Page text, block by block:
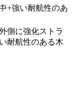
+強い耐航性のあ
側に強化ストラ
耐航性のある木